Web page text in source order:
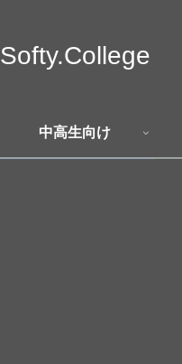
Softy.College
中高生向け